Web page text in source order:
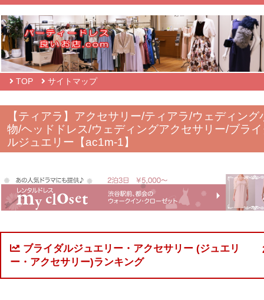
TOP サイトマップ
【ティアラ】アクセサリー/ティアラ/ウェディング
物/ヘッドドレス/ウェディングアクセサリー/ブラ
ルジュエリー【ac1m-1】
ブライダルジュエリー・アクセサリー (ジュエリ
ー・アクセサリー)ランキング